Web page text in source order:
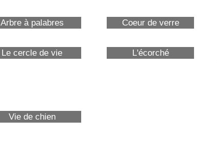
Arbre à palabres
Le cercle de vie
Coeur de verre
L'écorché
Vie de chien